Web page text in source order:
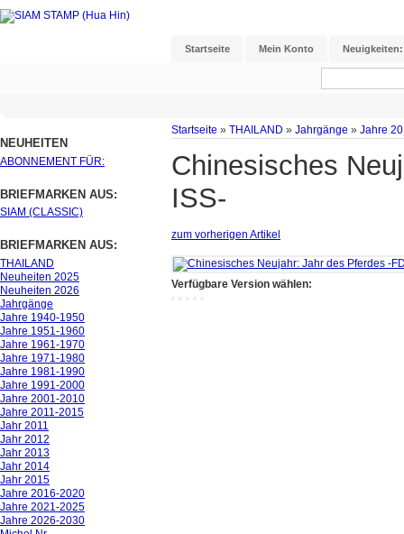
Startseite Mein Konto Neuigkeiten:
Startseite » THAILAND » Jahrgänge » Jahre
Chinesisches
ISS-
zum vorherigen Artikel
Verfügbare Version wählen:
NEUHEITEN
ABONNEMENT FÜR:
BRIEFMARKEN AUS:
SIAM (CLASSIC)
BRIEFMARKEN AUS:
THAILAND
Neuheiten 2025
Neuheiten 2026
Jahrgänge
Jahre 1940-1950
Jahre 1951-1960
Jahre 1961-1970
Jahre 1971-1980
Jahre 1981-1990
Jahre 1991-2000
Jahre 2001-2010
Jahre 2011-2015
Jahr 2011
Jahr 2012
Jahr 2013
Jahr 2014
Jahr 2015
Jahre 2016-2020
Jahre 2021-2025
Jahre 2026-2030